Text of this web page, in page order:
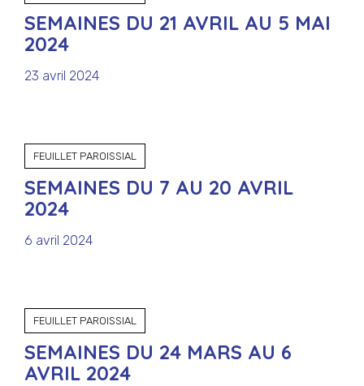
SEMAINES DU 21 AVRIL AU 5 MAI
2024
23 avril 2024
FEUILLET PAROISSIAL
SEMAINES DU 7 AU 20 AVRIL
2024
6 avril 2024
FEUILLET PAROISSIAL
SEMAINES DU 24 MARS AU 6
AVRIL 2024